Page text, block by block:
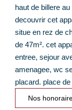
haut de billere
decouvrir cet
situe en rez de
de 47m². cet
entree, sejour
amenagee, wc
placard. place
Nos